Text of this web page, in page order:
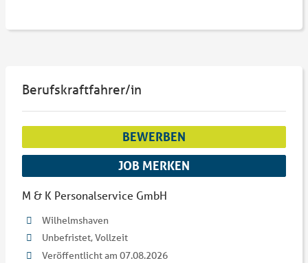
Berufskraftfahrer/in
BEWERBEN
JOB MERKEN
M & K Personalservice GmbH
Wilhelmshaven
Unbefristet, Vollzeit
Veröffentlicht am 07.08.2026